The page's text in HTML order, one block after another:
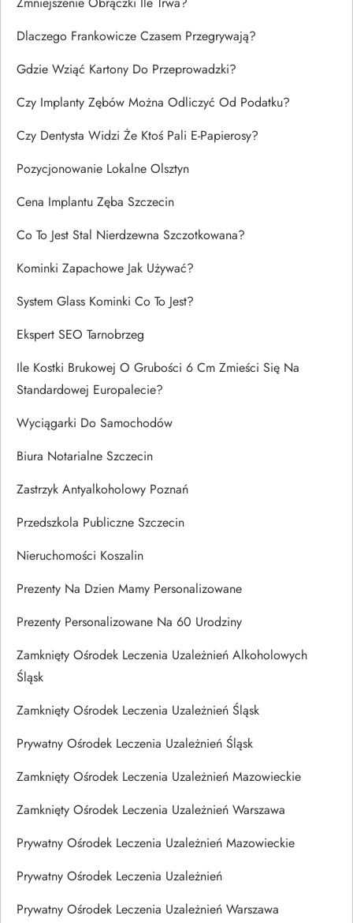
Dlaczego Frankowicze Czasem Przegrywają?
Gdzie Wziąć Kartony Do Przeprowadzki?
Czy Implanty Zębów Można Odliczyć Od Podatku?
Czy Dentysta Widzi Że Ktoś Pali E-Papierosy?
Pozycjonowanie Lokalne Olsztyn
Cena Implantu Zęba Szczecin
Co To Jest Stal Nierdzewna Szczotkowana?
Kominki Zapachowe Jak Używać?
System Glass Kominki Co To Jest?
Ekspert SEO Tarnobrzeg
Ile Kostki Brukowej O Grubości 6 Cm Zmieści Się Na
Standardowej Europalecie?
Wyciągarki Do Samochodów
Biura Notarialne Szczecin
Zastrzyk Antyalkoholowy Poznań
Przedszkola Publiczne Szczecin
Nieruchomości Koszalin
Prezenty Na Dzien Mamy Personalizowane
Prezenty Personalizowane Na 60 Urodziny
Zamknięty Ośrodek Leczenia Uzależnień Alkoholowych
Śląsk
Zamknięty Ośrodek Leczenia Uzależnień Śląsk
Prywatny Ośrodek Leczenia Uzależnień Śląsk
Zamknięty Ośrodek Leczenia Uzależnień Mazowieckie
Zamknięty Ośrodek Leczenia Uzależnień Warszawa
Prywatny Ośrodek Leczenia Uzależnień Mazowieckie
Prywatny Ośrodek Leczenia Uzależnień
Prywatny Ośrodek Leczenia Uzależnień Warszawa